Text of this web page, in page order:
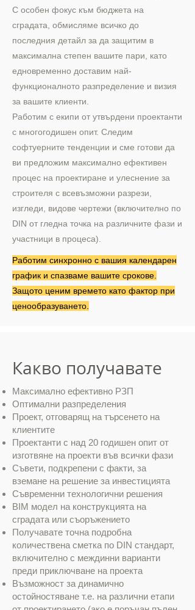
С особен фокус към бюджета на
сградата, обмисляме всичко до
последния детайл за да защитим в
максимална степен вашите пари, като
едновременно доставим най-
функционалното разпределение и визия
за вашите клиенти.
Работим с екипи от утвърдени проектанти
с многогодишен опит. Следим
софтуерните тенденции и сме готови да
ви предложим максимално ефективен
процес на проектиране и улеснение за
строителя с всевъзможни разрези,
изгледи, видове чертежи (включително по
DIN от гледна точка на различните фази и
участници в процеса).
Работим синхронно с вашия календарен
график и спазваме вашите срокове.
Защото ценим времето като фактор при
ценообразуването.
Какво получавате
Максимално ефективно РЗП
Оптимални разпределения
Проект, отговарящ на търсенето на
клиентите
Проектанти с над 20 годишен опит от
изготвяне на проекти във всички фази
Съвети, подкрепени с факти, за
вземане на решение за инвестицията
Съвременни технологични решения
BIM модел на конструкцията на
сградата или съоръжението
Получавате точна подробна
количествена сметка по DIN стандарт,
включително с междинни варианти
преди приключване на проекта
Възможност за динамично
остойностяване т.е. на различни етапи